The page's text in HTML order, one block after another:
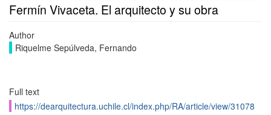
Fermín Vivaceta. El arquitecto y su obra
Author
Riquelme Sepúlveda, Fernando
Full text
https://dearquitectura.uchile.cl/index.php/RA/article/view/31078